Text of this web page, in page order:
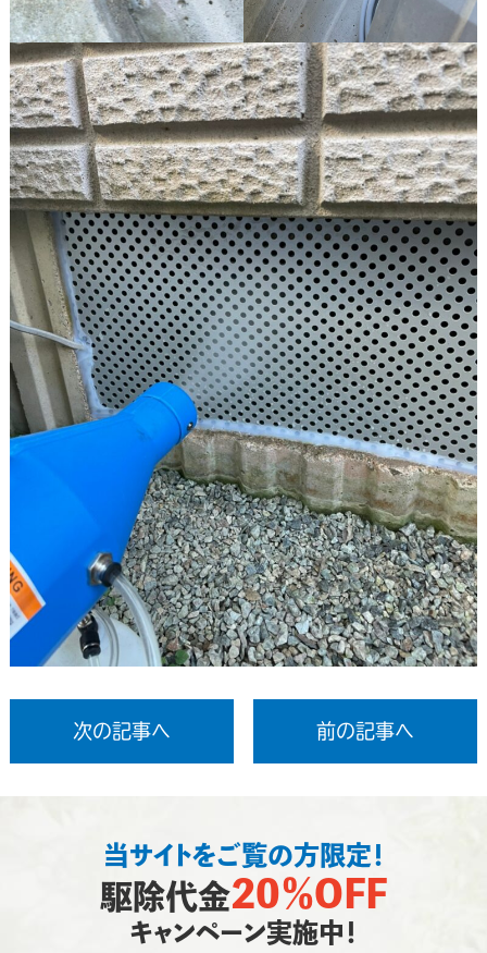
次の記事へ 前の記事へ
当サイトをご覧の方限定！
駆除代金20％OFF
キャンペーン実施中！